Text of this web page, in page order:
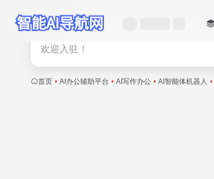
热门
欢迎入驻！
首页 • AI办公辅助平台 • AI写作办公 • AI智能体机器人 •